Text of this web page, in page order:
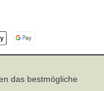
das bestmögliche